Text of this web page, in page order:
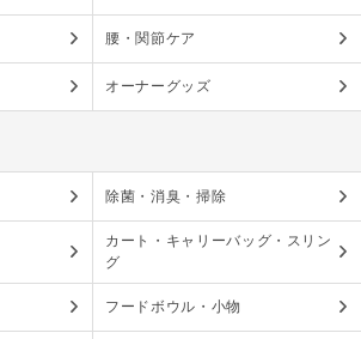
腰・関節ケア
オーナーグッズ
除菌・消臭・掃除
カート・キャリーバッグ・スリン
グ
フードボウル・小物